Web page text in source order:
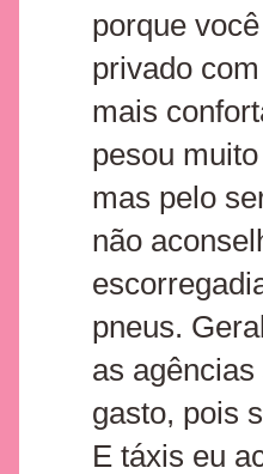
porque
privado
mais
pesou
mas pelo
não
pneus.
as
gasto, pois
E táxis eu